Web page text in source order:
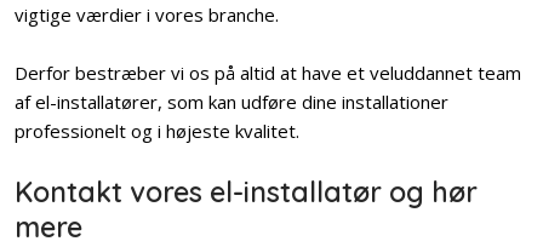
vigtige værdier i vores branche.
Derfor bestræber vi os på altid at have et veluddannet team
af el-installatører, som kan udføre dine installationer
professionelt og i højeste kvalitet.
Kontakt vores el-installatør og hør
mere